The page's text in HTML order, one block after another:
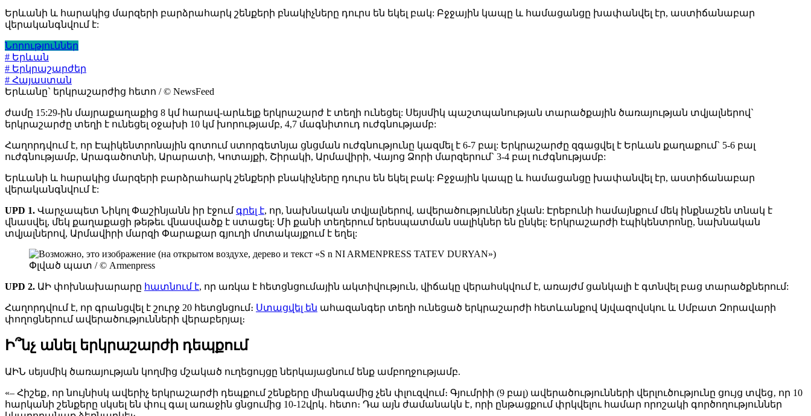
Երևանի և հարակից մարզերի բարձրահարկ շենքերի բնակիչները դուրս են եկել բակ: Բջջային կապը և համացանցը խափանվել էր, աստիճանաբար
վերականգնվում է:
Նորություններ
# Երևան
# Երկրաշարժեր
# Հայաստան
Երևանը` երկրաշարժից հետո / © NewsFeed
ժամը 15:29-ին մայրաքաղաքից 8 կմ հարավ-արևելք երկրաշարժ է տեղի ունեցել: Սեյսմիկ պաշտպանության տարածքային ծառայության տվյալներով`
երկրաշարժը տեղի է ունեցել օջախի 10 կմ խորությամբ, 4,7 մագնիտուդ ուժգնությամբ:
Հաղորդվում է, որ Էպիկենտրոնային գոտում ստորգետնյա ցնցման ուժգնությունը կազմել է 6-7 բալ: Երկրաշարժը զգացվել է Երևան քաղաքում` 5-6 բալ
ուժգնությամբ, Արագածոտնի, Արարատի, Կոտայքի, Շիրակի, Արմավիրի, Վայոց Ձորի մարզերում` 3-4 բալ ուժգնությամբ:
Երևանի և հարակից մարզերի բարձրահարկ շենքերի բնակիչները դուրս են եկել բակ: Բջջային կապը և համացանցը խափանվել էր, աստիճանաբար
վերականգնվում է:
UPD 1. Վարչապետ Նիկոլ Փաշինյանն իր էջում գրել է, որ, նախնական տվյալներով, ավերածություններ չկան: Էրեբունի համայնքում մեկ ինքնաշեն տնակ է
վնասվել, մեկ քաղաքացի թեթեւ վնասվածք է ստացել: Մի քանի տեղերում երեսպատման սալիկներ են ընկել: Երկրաշարժի էպիկենտրոնը, նախնական
տվյալներով, Արմավիրի մարզի Փարաքար գյուղի մոտակայքում է եղել:
Փլված պատ / © Armenpress
UPD 2. ԱԻ փոխնախարարը հատնում է, որ առկա է հետցնցումային ակտիվություն, վիճակը վերահսկվում է, առայժմ ցանկալի է գտնվել բաց տարածքներում:
Հաղորդվում է, որ գրանցվել է շուրջ 20 հետցնցում։ Ստացվել են ահազանգեր տեղի ունեցած երկրաշարժի հետևանքով Այվազովսկու և Սմբատ Զորավարի
փողոցներում ավերածությունների վերաբերյալ։
Ի՞նչ անել երկրաշարժի դեպքում
ԱԻՆ սեյսմիկ ծառայության կողմից մշակած ուղեցույցը ներկայացնում ենք ամբողջությամբ.
«– Հիշեք‚ որ նույնիսկ ավերիչ երկրաշարժի դեպքում շենքերը միանգամից չեն փլուզվում։ Գյումրիի (9 բալ) ավերածությունների վերլուծությունը ցույց տվեց‚ որ 10
հարկանի շենքերը սկսել են փուլ գալ առաջին ցնցումից 10-12վրկ․ հետո։ Դա այն ժամանակն է‚ որի ընթացքում փրկվելու համար որոշակի գործողություններ